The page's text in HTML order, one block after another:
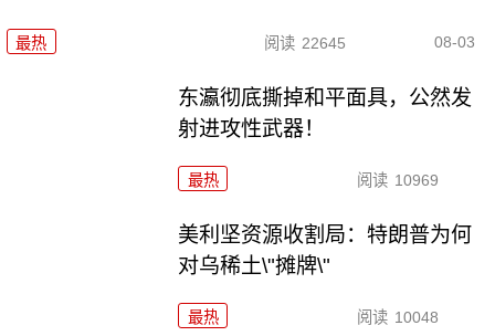
最热 阅读 22645 08-03
东瀛彻底撕掉和平面具，公然发
射进攻性武器！
最热 阅读 10969
美利坚资源收割局：特朗普为何
对乌稀土\"摊牌\"
最热 阅读 10048